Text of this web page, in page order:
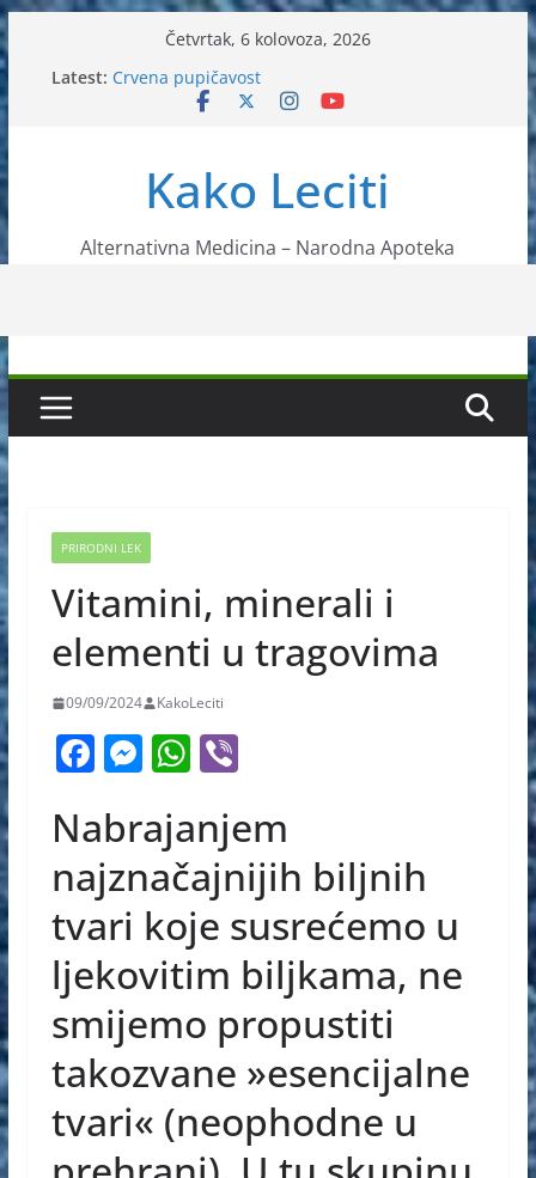
to
content
Četvrtak, 6 kolovoza, 2026
Latest: Crvena pupičavost
Čir na želucu – Liječenje prirodnim metodama
Liječenje bubrežnog kamenca uz pomoć čaja
Kako Leciti
Alternativna Medicina – Narodna Apoteka
PRIRODNI LEK
Vitamini, minerali i
elementi u tragovima
09/09/2024 KakoLeciti
F
c
e
b
o
o
k
M
ss
e
n
g
er
W
at
s
A
p
p
Vi
er
Nabrajanjem
najznačajnijih biljnih
tvari koje susrećemo u
ljekovitim biljkama, ne
smijemo propustiti
takozvane »esencijalne
tvari« (neophodne u